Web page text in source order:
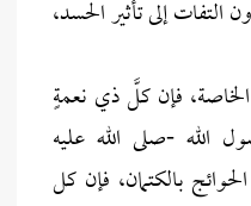
التفات إلى تأثير الحسد،
فإن كلَّ ذي نعمةٍ
الله -صلى الله عليه
بالكتمان، فإن كل